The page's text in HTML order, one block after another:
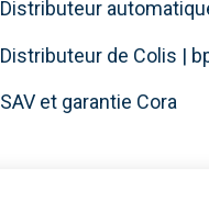
Distributeur
Distributeur de Colis |
SAV et garantie Cora